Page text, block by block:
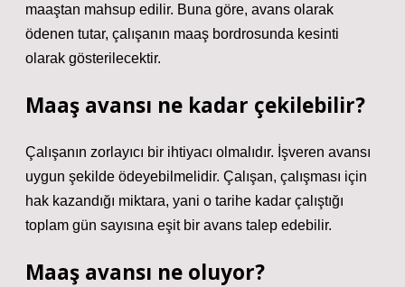
maaştan mahsup edilir. Buna göre, avans olarak
ödenen tutar, çalışanın maaş bordrosunda kesinti
olarak gösterilecektir.
Maaş avansı ne kadar çekilebilir?
Çalışanın zorlayıcı bir ihtiyacı olmalıdır. İşveren avansı
uygun şekilde ödeyebilmelidir. Çalışan, çalışması için
hak kazandığı miktara, yani o tarihe kadar çalıştığı
toplam gün sayısına eşit bir avans talep edebilir.
Maaş avansı ne oluyor?